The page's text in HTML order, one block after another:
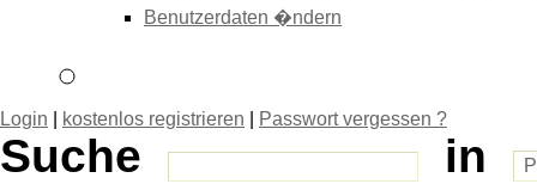
Benutzerdaten �ndern
Login kostenlos registrieren Passwort vergessen ?
Suche
in